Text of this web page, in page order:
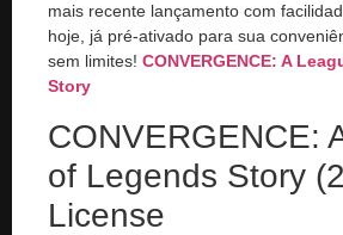
mais recente lançamento com
hoje, já pré-ativado para sua
sem limites! CONVERGENCE: A
Story
CONVERGENCE:
of Legends Story
License